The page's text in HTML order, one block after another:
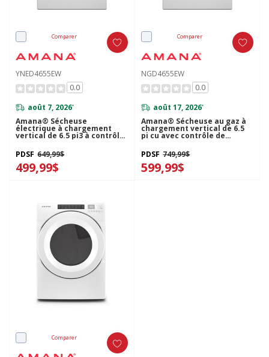
Comparer
YNED4655EW
0.0
août 7, 2026*
Amana® Sécheuse
électrique à chargement
vertical de 6.5 pi3 à contrôle
de séchage automatique
YNED4655EW
PDSF 649,99$
499,99$
Comparer
NGD4655EW
0.0
août 17, 2026*
Amana® Sécheuse au gaz à
chargement vertical de 6.5
pi cu avec contrôle de
séchage automatique
NGD4655EW
PDSF 749,99$
599,99$
Comparer